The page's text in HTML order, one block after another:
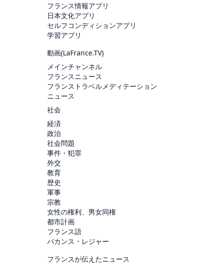
フランス情報アプリ
日本文化アプリ
セルフコンディションアプリ
学習アプリ
動画(LaFrance.TV)
メインチャンネル
フランスニュース
フランストラベルメディテーション
ニュース
社会
経済
政治
社会問題
事件・犯罪
外交
教育
歴史
軍事
宗教
女性の権利、男女同権
都市計画
フランス語
バカンス・レジャー
フランスが伝えたニュース